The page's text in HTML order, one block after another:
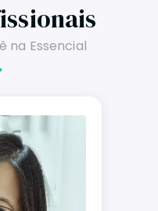
na Essencial